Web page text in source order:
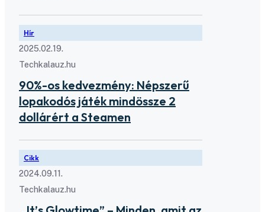
Hír
2025.02.19.
Techkalauz.hu
90%-os kedvezmény: Népszerű
lopakodós játék mindössze 2
dollárért a Steamen
Cikk
2024.09.11.
Techkalauz.hu